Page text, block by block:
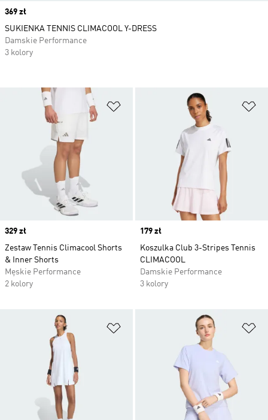
Dodaj do listy życzeń
Price
329 zł
Zestaw Tennis Climacool Shorts
& Inner Shorts
Męskie Performance
2 kolory
Price
179 zł
Koszulka Club 3-Stripes Tennis
CLIMACOOL
Damskie Performance
3 kolory
Dodaj do listy życzeń
Price
369 zł
SUKIENKA TENNIS CLIMACOOL Y-DRESS
Damskie Performance
3 kolory